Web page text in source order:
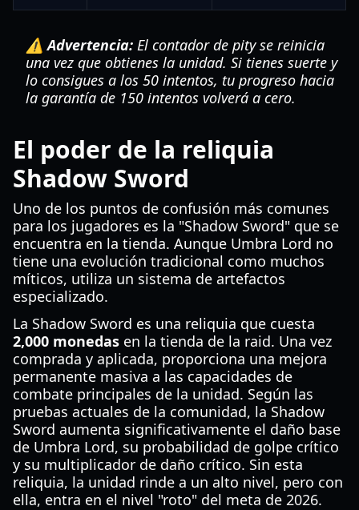
⚠️ Advertencia: El contador de pity se reinicia
una vez que obtienes la unidad. Si tienes suerte y
lo consigues a los 50 intentos, tu progreso hacia
la garantía de 150 intentos volverá a cero.
El poder de la reliquia
Shadow Sword
Uno de los puntos de confusión más comunes
para los jugadores es la "Shadow Sword" que se
encuentra en la tienda. Aunque Umbra Lord no
tiene una evolución tradicional como muchos
míticos, utiliza un sistema de artefactos
especializado.
La Shadow Sword es una reliquia que cuesta
2,000 monedas en la tienda de la raid. Una vez
comprada y aplicada, proporciona una mejora
permanente masiva a las capacidades de
combate principales de la unidad. Según las
pruebas actuales de la comunidad, la Shadow
Sword aumenta significativamente el daño base
de Umbra Lord, su probabilidad de golpe crítico
y su multiplicador de daño crítico. Sin esta
reliquia, la unidad rinde a un alto nivel, pero con
ella, entra en el nivel "roto" del meta de 2026.